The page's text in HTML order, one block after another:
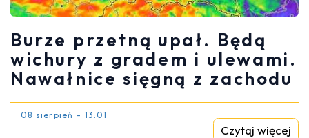
Burze przetną upał. Będą
wichury z gradem i ulewami.
Nawałnice sięgną z zachodu
08 sierpień - 13:01
Czytaj więcej